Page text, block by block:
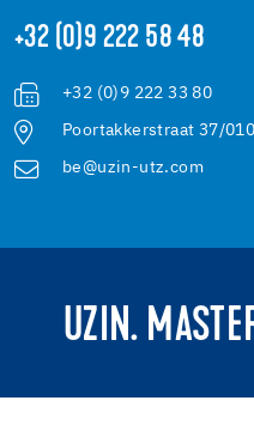
+32 (0)9 222 58 48
+32 (0)9 222 33 80
Poortakkerstraat 37/
be@uzin-utz.com
UZIN.